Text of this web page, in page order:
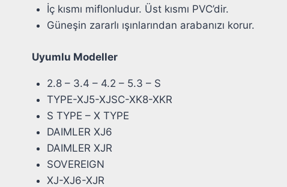
İç kısmı miflonludur. Üst kısmı PVC’dir.
Güneşin zararlı ışınlarından arabanızı korur.
Uyumlu Modeller
2.8 – 3.4 – 4.2 – 5.3 – S
TYPE-XJ5-XJSC-XK8-XKR
S TYPE – X TYPE
DAIMLER XJ6
DAIMLER XJR
SOVEREIGN
XJ-XJ6-XJR